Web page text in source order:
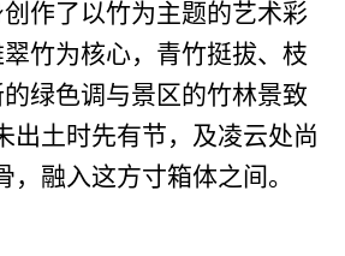
作了以竹为主题的艺术彩
竹为核心，青竹挺拔、枝
绿色调与景区的竹林景致
出土时先有节，及凌云处尚
，融入这方寸箱体之间。